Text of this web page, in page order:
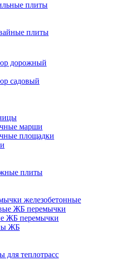
плиты
плиты
дорожный
садовый
марши
площадки
плиты
железобетонные
ЖБ перемычки
ЖБ перемычки
ЖБ
для теплотрасс